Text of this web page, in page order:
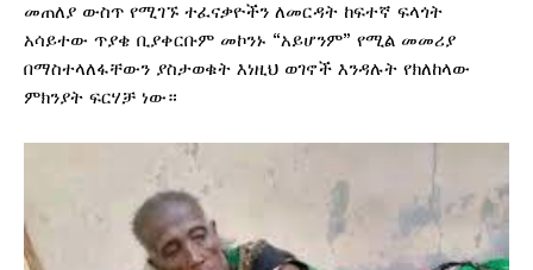
መጠለያ ውስጥ የሚገኙ ተፈናቃዮችን ለመርዳት ከፍተኛ ፍላጎት
አሳይተው ጥያቄ ቢያቀርቡም መኮንኑ “አይሆንም” የሚል መመሪያ
በማስተላለፋቸውን ያስታወቁት እነዚህ ወገኖች እንዳሉት የክለከላው
ምክንያት ፍርሃቻ ነው።